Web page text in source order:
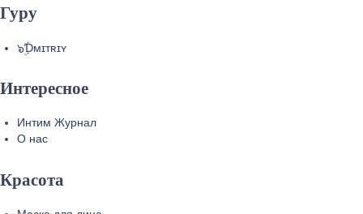
Гуру
๖ۣۜƊᴍɪᴛʀɪʏ
Интересное
Интим Журнал
О нас
Красота